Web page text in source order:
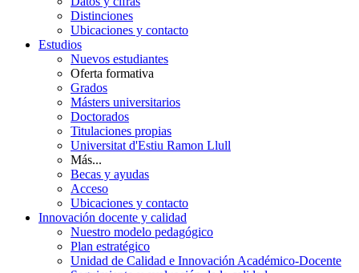
Distinciones
Ubicaciones y contacto
Estudios
Nuevos estudiantes
Oferta formativa
Grados
Másters universitarios
Doctorados
Titulaciones propias
Universitat d'Estiu Ramon Llull
Más...
Becas y ayudas
Acceso
Ubicaciones y contacto
Innovación docente y calidad
Nuestro modelo pedagógico
Plan estratégico
Unidad de Calidad e Innovación Académico-Docente